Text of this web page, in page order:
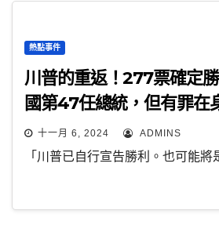
熱點事件
川普的重返！277票確定
國第47任總統，但有罪在
十一月 6, 2024 ADMINS
「川普已自行宣告勝利。也可能